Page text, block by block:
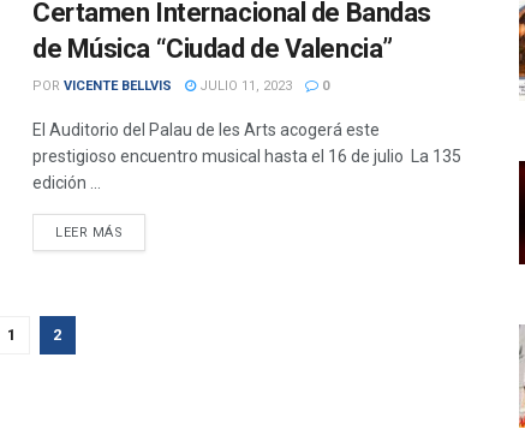
Certamen Internacional de Bandas
de Música “Ciudad de Valencia”
POR VICENTE BELLVIS JULIO 11, 2023 0
El Auditorio del Palau de les Arts acogerá este
prestigioso encuentro musical hasta el 16 de julio La 135
edición ...
LEER MÁS
1 2